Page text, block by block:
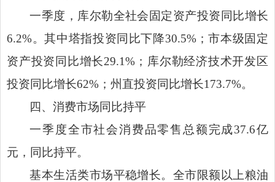
一季度， 库尔勒全社会固定资产投资同比增长
6.2%。其中塔指投资同比下降30.5%； 市本级固定
资产投资同比增长29.1% ；库尔勒经济技术开发区
投资同比增长62% ；州直投资同比增长173.7%。
四、消费市场同比持平
一季度全市社会消费品零售总额完成37.6亿
元，同比持平。
基本生活类市场平稳增长。全市限额以上粮油